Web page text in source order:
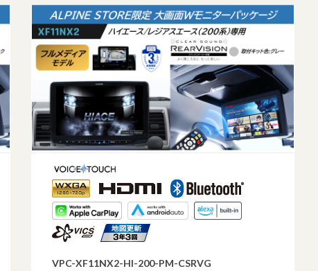
VPC-XF11NX2-HI-200-PM-CSRVG